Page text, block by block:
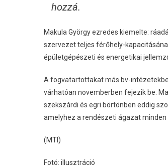
hozzá.
Makula György ezredes kiemelte:
szervezet teljes férőhely-
épületgépészeti és energetikai
A fogvatartottakat más bv-
várhatóan novemberben fejezik be.
szekszárdi és egri börtönben eddig
amelyhez a rendészeti ágazat
(MTI)
Fotó: illusztráció